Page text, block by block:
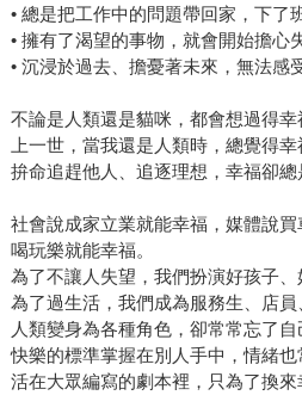
• 總是把工作中的問題帶回家，下了
• 擁有了渴望的事物，就會開始擔心
• 沉浸於過去、擔憂著未來，無法
不論是人類還是貓咪，都會想過得幸
上一世，當我還是人類時，總覺得幸
拚命追趕他人、追逐理想，幸福卻總
社會說成家立業就能幸福，媒體說
喝玩樂就能幸福。
為了不讓人失望，我們扮演好孩子、
為了過生活，我們成為服務生、店員
人類變身為各種角色，卻常常忘了自
快樂的標準掌握在別人手中，情緒也
活在大眾編寫的劇本裡，只為了換來